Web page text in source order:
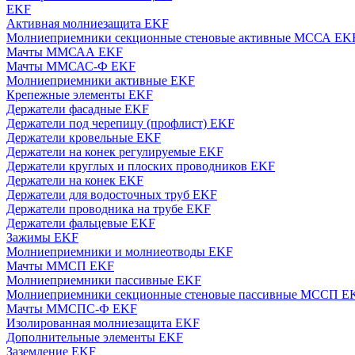
EKF
Активная молниезащита EKF
Молниеприемники секционные стеновые активные МССА
Мачты ММСАА EKF
Мачты ММСАС-Ф EKF
Молниеприемники активные EKF
Крепежные элементы EKF
Держатели фасадные EKF
Держатели под черепицу (профлист) EKF
Держатели кровельные EKF
Держатели на конек регулируемые EKF
Держатели круглых и плоских проводников EKF
Держатели на конек EKF
Держатели для водосточных труб EKF
Держатели проводника на трубе EKF
Держатели фальцевые EKF
Зажимы EKF
Молниеприемники и молниеотводы EKF
Мачты ММСП EKF
Молниеприемники пассивные EKF
Молниеприемники секционные стеновые пассивные МССП
Мачты ММСПС-Ф EKF
Изолированная молниезащита EKF
Дополнительные элементы EKF
Заземление EKF